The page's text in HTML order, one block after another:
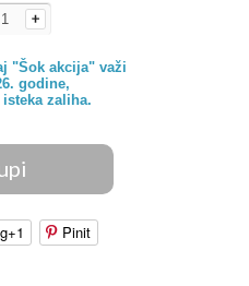
"Šok akcija" važi
godine,
zaliha.
g+1 Pinit